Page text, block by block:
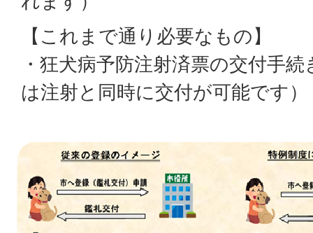
【これまで通り必要なもの】
・狂犬病予防注射済票の交付手
は注射と同時に交付が可能です）